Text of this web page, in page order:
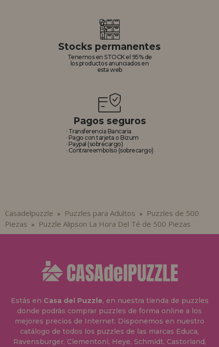
Stocks permanentes
Tenemos en STOCK el 95% de
los productos anunciados en
esta web
Pagos seguros
· Transferencia Bancaria
· Pago con tarjeta o Bizum
· Paypal (sobrecargo)
· Contrareembolso (sobrecargo)
Casadelpuzzle » Puzzles para Adultos »
Puzzles de 500
Piezas » Puzzle Alipson La Hora Del Té de 500 Piezas
Estás en Casa del Puzzle, en nuestra tienda de puzzles
donde podrás comprar puzzles de forma online a los
mejores precios de Internet. Disponemos en nuestro
catálogo de todos los puzzles de las marcas Educa,
Ravensburger, Clementoni, Heye, Schmidt, Castorland,